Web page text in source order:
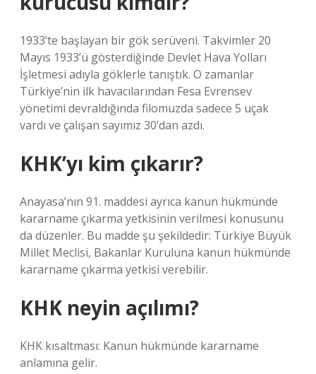
1933’te başlayan bir gök serüveni. Takvimler 20
Mayıs 1933’ü gösterdiğinde Devlet Hava Yolları
İşletmesi adıyla göklerle tanıştık. O zamanlar
Türkiye’nin ilk havacılarından Fesa Evrensev
yönetimi devraldığında filomuzda sadece 5 uçak
vardı ve çalışan sayımız 30’dan azdı.
KHK’yı kim çıkarır?
Anayasa’nın 91. maddesi ayrıca kanun hükmünde
kararname çıkarma yetkisinin verilmesi konusunu
da düzenler. Bu madde şu şekildedir: Türkiye Büyük
Millet Meclisi, Bakanlar Kuruluna kanun hükmünde
kararname çıkarma yetkisi verebilir.
KHK neyin açılımı?
KHK kısaltması: Kanun hükmünde kararname
anlamına gelir.